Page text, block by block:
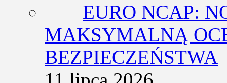
EURO NCAP:
MAKSYMALNĄ
BEZPIECZEŃSTWA